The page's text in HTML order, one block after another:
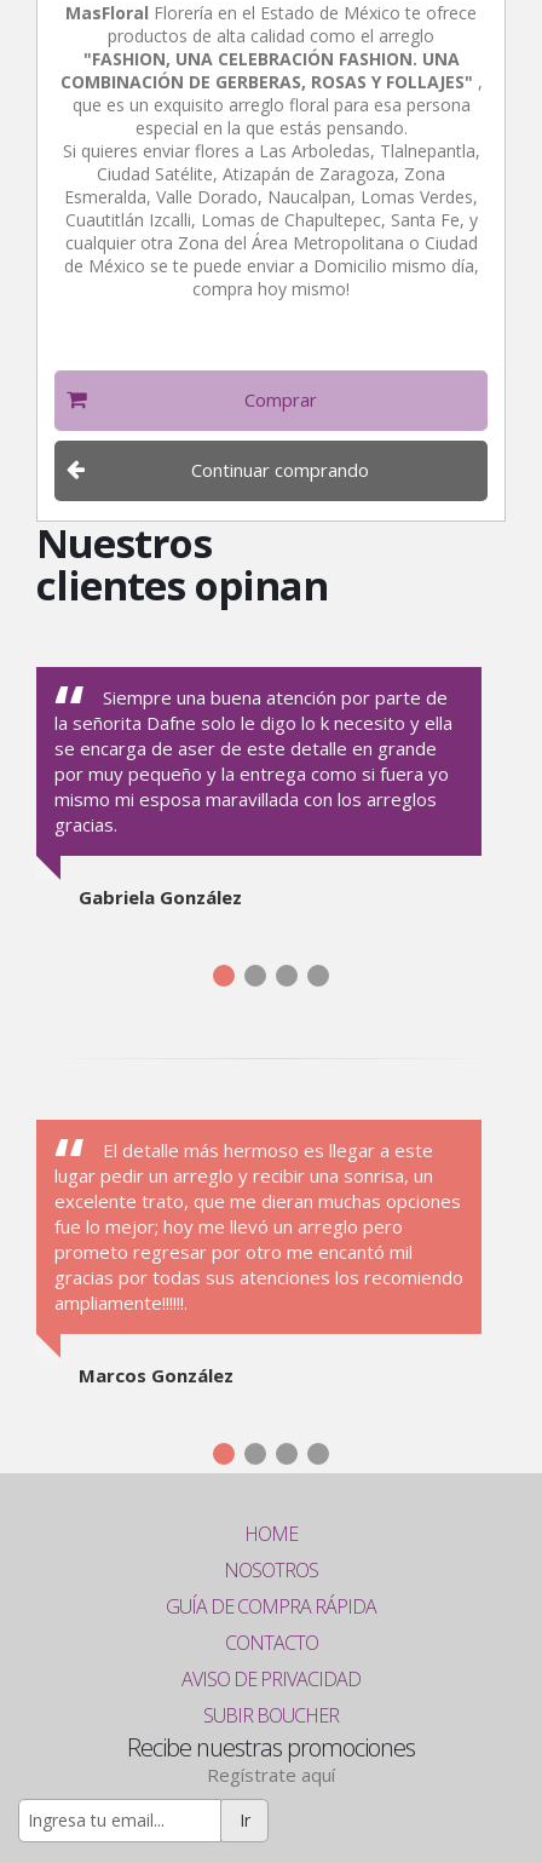
MasFloral Florería en el Estado de México te ofrece
productos de alta calidad como el arreglo
"FASHION, UNA CELEBRACIÓN FASHION. UNA
COMBINACIÓN DE GERBERAS, ROSAS Y FOLLAJES" ,
que es un exquisito arreglo floral para esa persona
especial en la que estás pensando.
Si quieres enviar flores a Las Arboledas, Tlalnepantla,
Ciudad Satélite, Atizapán de Zaragoza, Zona
Esmeralda, Valle Dorado, Naucalpan, Lomas Verdes,
Cuautitlán Izcalli, Lomas de Chapultepec, Santa Fe, y
cualquier otra Zona del Área Metropolitana o Ciudad
de México se te puede enviar a Domicilio mismo día,
compra hoy mismo!
Comprar
Continuar comprando
Nuestros
clientes opinan
Siempre una buena atención por parte de
la señorita Dafne solo le digo lo k necesito y ella
se encarga de aser de este detalle en grande
por muy pequeño y la entrega como si fuera yo
mismo mi esposa maravillada con los arreglos
gracias.
Gabriela González
El detalle más hermoso es llegar a este
lugar pedir un arreglo y recibir una sonrisa, un
excelente trato, que me dieran muchas opciones
fue lo mejor; hoy me llevó un arreglo pero
prometo regresar por otro me encantó mil
gracias por todas sus atenciones los recomiendo
ampliamente!!!!!!.
Marcos González
HOME
NOSOTROS
GUÍA DE COMPRA RÁPIDA
CONTACTO
AVISO DE PRIVACIDAD
SUBIR BOUCHER
Recibe nuestras promociones
Regístrate aquí
Ir